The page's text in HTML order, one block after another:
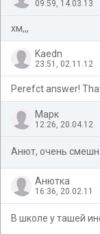
09:59, 14.03.13
хм,,,
Kaedn
23:51, 02.11.12
Perefct answer!
Марк
12:26, 20.04.12
Анют, очень
Анютка
16:36, 20.02.11
В школе у ташей